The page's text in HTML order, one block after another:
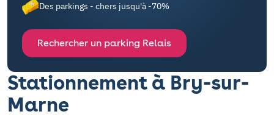
Des parkings - chers jusqu'à -70%
Rechercher un parking Relais
Stationnement à Bry-sur-
Marne